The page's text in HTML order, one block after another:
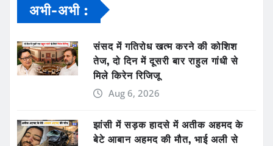
अभी-अभी :
संसद में गतिरोध खत्म करने की कोशिश
तेज, दो दिन में दूसरी बार राहुल गांधी से
मिले किरेन रिजिजू
Aug 6, 2026
झांसी में सड़क हादसे में अतीक अहमद के
बेटे आबान अहमद की मौत, भाई अली से